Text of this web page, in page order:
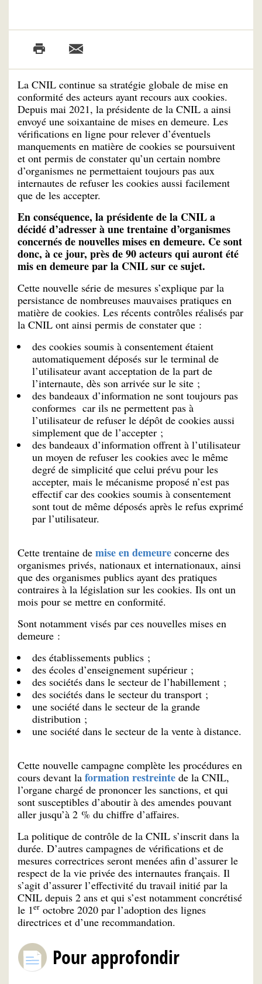
La CNIL continue sa stratégie globale de mise en
conformité des acteurs ayant recours aux cookies.
Depuis mai 2021, la présidente de la CNIL a ainsi
envoyé une soixantaine de mises en demeure. Les
vérifications en ligne pour relever d’éventuels
manquements en matière de cookies se poursuivent
et ont permis de constater qu’un certain nombre
d’organismes ne permettaient toujours pas aux
internautes de refuser les cookies aussi facilement
que de les accepter.
En conséquence, la présidente de la CNIL a
décidé d’adresser à une trentaine d’organismes
concernés de nouvelles mises en demeure. Ce sont
donc, à ce jour, près de 90 acteurs qui auront été
mis en demeure par la CNIL sur ce sujet.
Cette nouvelle série de mesures s’explique par la
persistance de nombreuses mauvaises pratiques en
matière de cookies. Les récents contrôles réalisés par
la CNIL ont ainsi permis de constater que :
des cookies soumis à consentement étaient
automatiquement déposés sur le terminal de
l’utilisateur avant acceptation de la part de
l’internaute, dès son arrivée sur le site ;
des bandeaux d’information ne sont toujours pas
conformes car ils ne permettent pas à
l’utilisateur de refuser le dépôt de cookies aussi
simplement que de l’accepter ;
des bandeaux d’information offrent à l’utilisateur
un moyen de refuser les cookies avec le même
degré de simplicité que celui prévu pour les
accepter, mais le mécanisme proposé n’est pas
effectif car des cookies soumis à consentement
sont tout de même déposés après le refus exprimé
par l’utilisateur.
Cette trentaine de mise en demeure concerne des
organismes privés, nationaux et internationaux, ainsi
que des organismes publics ayant des pratiques
contraires à la législation sur les cookies. Ils ont un
mois pour se mettre en conformité.
Sont notamment visés par ces nouvelles mises en
demeure :
des établissements publics ;
des écoles d’enseignement supérieur ;
des sociétés dans le secteur de l’habillement ;
des sociétés dans le secteur du transport ;
une société dans le secteur de la grande
distribution ;
une société dans le secteur de la vente à distance.
Cette nouvelle campagne complète les procédures en
cours devant la formation restreinte de la CNIL,
l’organe chargé de prononcer les sanctions, et qui
sont susceptibles d’aboutir à des amendes pouvant
aller jusqu’à 2 % du chiffre d’affaires.
La politique de contrôle de la CNIL s’inscrit dans la
durée. D’autres campagnes de vérifications et de
mesures correctrices seront menées afin d’assurer le
respect de la vie privée des internautes français. Il
s’agit d’assurer l’effectivité du travail initié par la
CNIL depuis 2 ans et qui s’est notamment concrétisé
le 1er octobre 2020 par l’adoption des lignes
directrices et d’une recommandation.
Pour approfondir